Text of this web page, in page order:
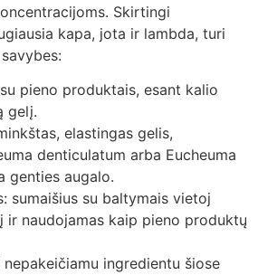
Skirtingi
kapa, jota ir lambda, turi
pieno produktais, esant kalio
gelį.
elastingas gelis,
denticulatum arba Eucheuma
genties augalo.
sumaišius su baltymais vietoj
ir naudojamas kaip pieno produktų
ingredientu šiose